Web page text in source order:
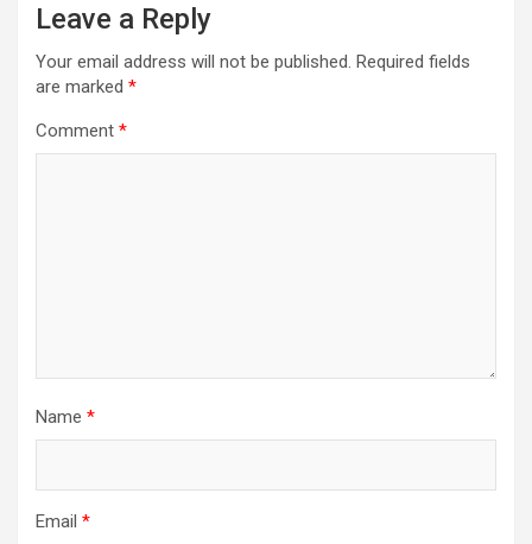
Leave a Reply
Your email address will not be published. Required fields
are marked *
Comment *
Name *
Email *